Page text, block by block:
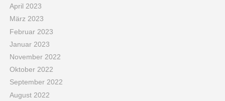
April 2023
März 2023
Februar 2023
Januar 2023
November 2022
Oktober 2022
September 2022
August 2022